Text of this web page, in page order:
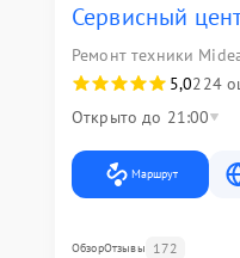
Сервисный
Ремонт техники
5,0224
Открыто до 21:00
Маршрут
ОбзорОтзывы 172